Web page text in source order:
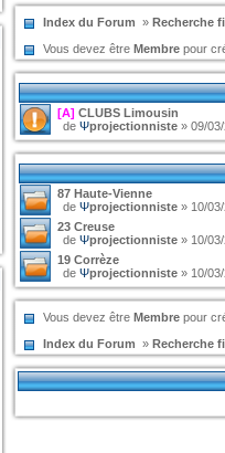
Index du Forum » Recherche
Vous devez être Membrepour
[A] CLUBS Limousin
de Ψprojectionniste» 09/03/
87 Haute-Vienne
de Ψprojectionniste» 10/03/
23 Creuse
de Ψprojectionniste» 10/03/
19 Corrèze
de Ψprojectionniste» 10/03/
Vous devez être Membrepour
Index du Forum » Recherche